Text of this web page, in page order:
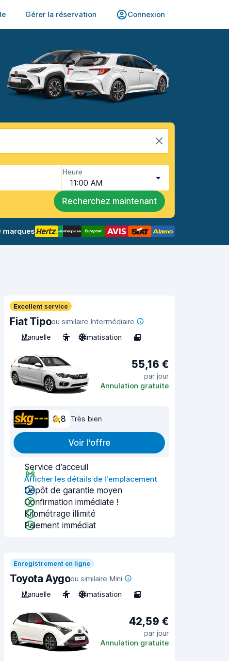
Gérer la réservation Connexion
Heure
11:00 AM
Recherchez maintenant
marques
Excellent service
Fiat Tipoou similaire Intermédiaire
Manuelle
5 Climatisation 4
55,16 €
par jour
Annulation gratuite
8,8 Très bien
Voir l'offre
Service d'acceuil
Afficher les détails de l'emplacement
Dépôt de garantie moyen
Confirmation immédiate !
Kilométrage illimité
Paiement immédiat
Enregistrement en ligne
Toyota Aygoou similaire Mini
Manuelle
4 Climatisation 3
42,59 €
par jour
Annulation gratuite